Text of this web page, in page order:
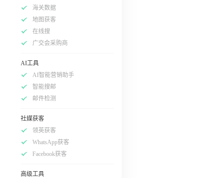
海关数据
地图获客
在线搜
广交会采购商
AI工具
AI智能营销助手
智能搜邮
邮件检测
社媒获客
领英获客
WhatsApp获客
Facebook获客
高级工具